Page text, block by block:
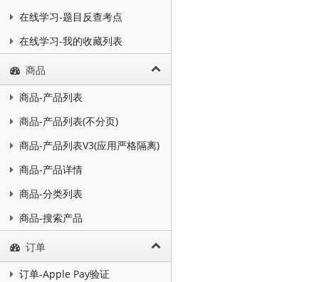
在线学习-题目反查考点
在线学习-我的收藏列表
商品
商品-产品列表
商品-产品列表(不分页)
商品-产品列表V3(应用严格隔离)
商品-产品详情
商品-分类列表
商品-搜索产品
订单
订单-Apple Pay验证